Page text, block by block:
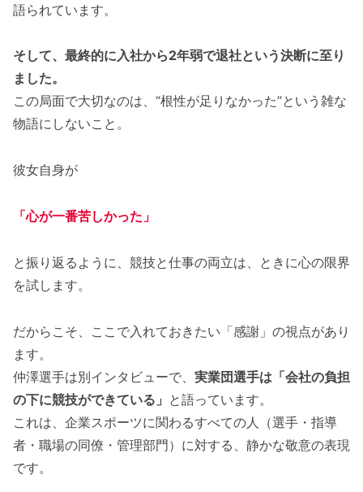
語られています。
そして、最終的に入社から2年弱で退社という決断に至り
ました。
この局面で大切なのは、“根性が足りなかった”という雑な
物語にしないこと。
彼女自身が
「心が一番苦しかった」
と振り返るように、競技と仕事の両立は、ときに心の限界
を試します。
だからこそ、ここで入れておきたい「感謝」の視点があり
ます。
仲澤選手は別インタビューで、 実業団選手は「会社の負担
の下に競技ができている」 と語っています。
これは、企業スポーツに関わるすべての人（選手・指導
者・職場の同僚・管理部門）に対する、静かな敬意の表現
です。